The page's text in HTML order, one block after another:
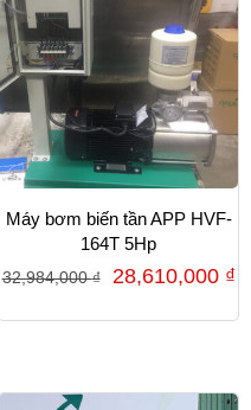
Máy bơm biến tần APP HVF-
164T 5Hp
32,984,000₫ 28,610,000 ₫